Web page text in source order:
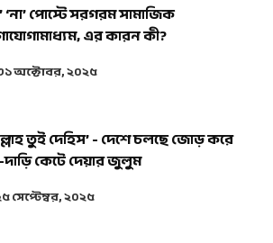
‘না’ পোস্টে সরগরম সামাজিক
এর কারন কী?
অক্টোবর, ২০২৫
তুই দেহিস’ - দেশে চলছে জোড় করে
কেটে দেয়ার জুলুম
সেপ্টেম্বর, ২০২৫